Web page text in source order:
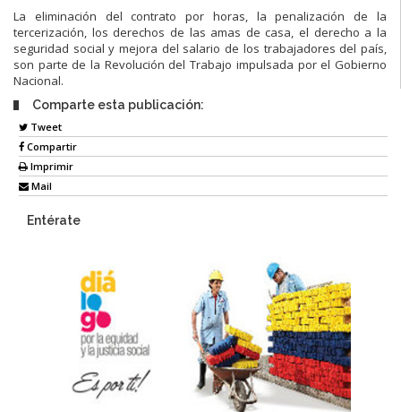
La eliminación del contrato por horas, la penalización de la
tercerización, los derechos de las amas de casa, el derecho a la
seguridad social y mejora del salario de los trabajadores del país,
son parte de la Revolución del Trabajo impulsada por el Gobierno
Nacional.
Comparte esta publicación:
Tweet
Compartir
Imprimir
Mail
Entérate